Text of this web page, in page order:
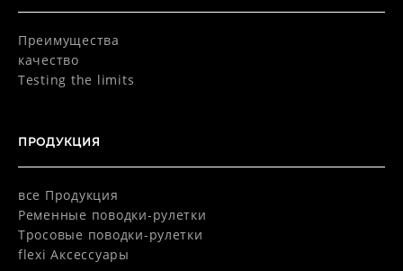
Преимущества
качество
Testing the limits
ПРОДУКЦИЯ
все Продукция
Pеменные поводки-рулетки
Тросовые поводки-рулетки
flexi Aксессуары